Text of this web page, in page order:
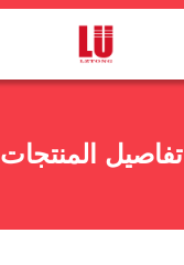
تفاصيل المنتجات